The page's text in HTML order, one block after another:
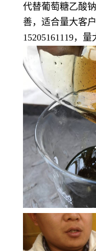
代替葡萄糖乙酸
善，适合量大客户
15205161119，